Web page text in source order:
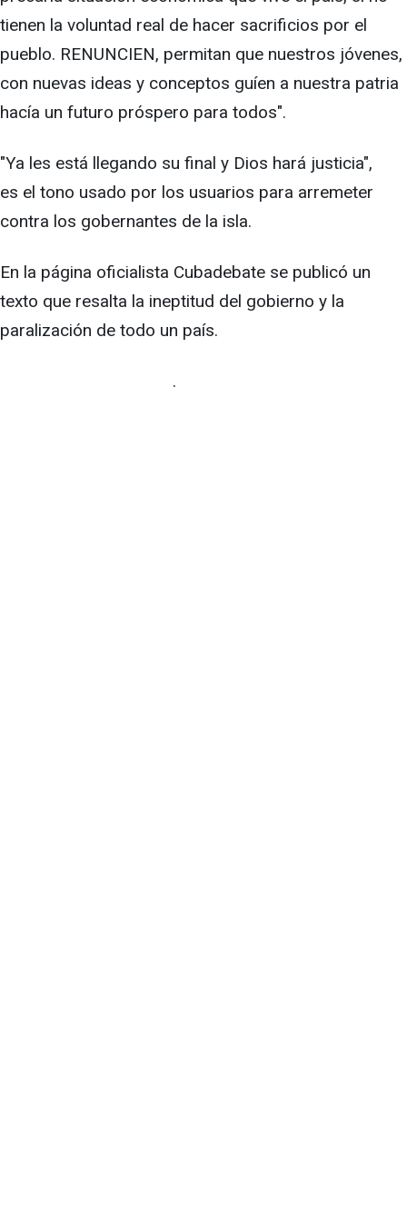
tienen la voluntad real de hacer sacrificios por el
pueblo. RENUNCIEN, permitan que nuestros jóvenes,
con nuevas ideas y conceptos guíen a nuestra patria
hacía un futuro próspero para todos".
"Ya les está llegando su final y Dios hará justicia",
es el tono usado por los usuarios para arremeter
contra los gobernantes de la isla.
En la página oficialista Cubadebate se publicó un
texto que resalta la ineptitud del gobierno y la
paralización de todo un país.
.